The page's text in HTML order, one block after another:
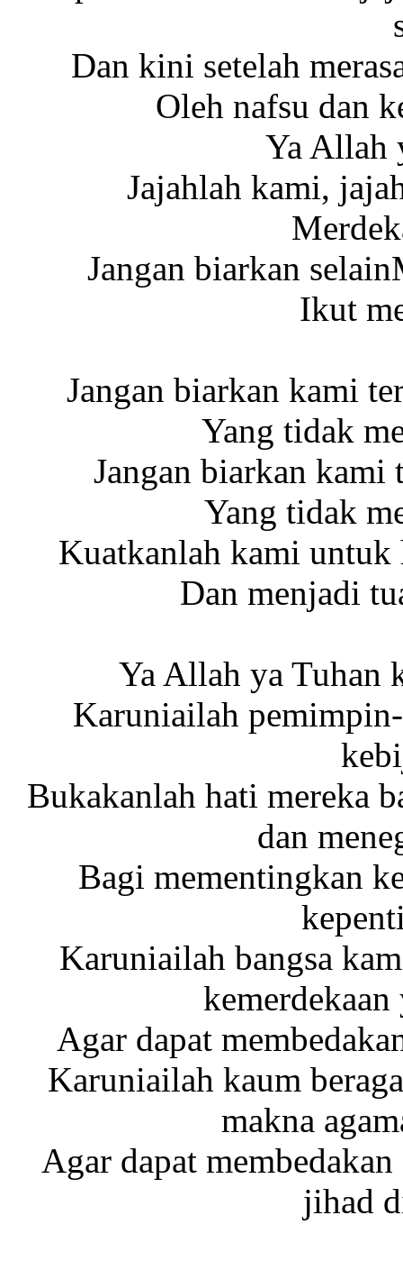
Dan kini setelah
Oleh nafsu dan
Ya Allah
Jajahlah kami,
Jangan biarkan
Ikut
Jangan biarkan kami
Yang tidak
Jangan biarkan kami
Yang tidak
Kuatkanlah kami untuk
Dan menjadi
Ya Allah ya Tuhan
Karuniailah
Bukakanlah hati mereka
dan
Bagi mementingkan
Karuniailah bangsa
Agar dapat
Karuniailah kaum
makna
Agar dapat
jihad